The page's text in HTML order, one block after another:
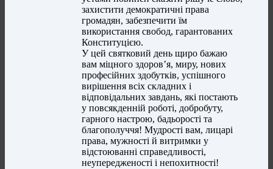
захистити демократичні права
громадян, забезпечити їм
використання свобод, гарантованих
Конституцією.
У цей святковий день щиро бажаю
вам міцного здоров’я, миру, нових
професійних здобутків, успішного
вирішення всіх складних і
відповідальних завдань, які постають
у повсякденній роботі, добробуту,
гарного настрою, бадьорості та
благополуччя! Мудрості вам, лицарі
права, мужності й витримки у
відстоюванні справедливості,
неупередженості і непохитності!